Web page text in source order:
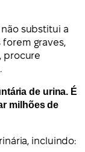
substitui a
forem graves,
procure
de urina. É
milhões de
incluindo: